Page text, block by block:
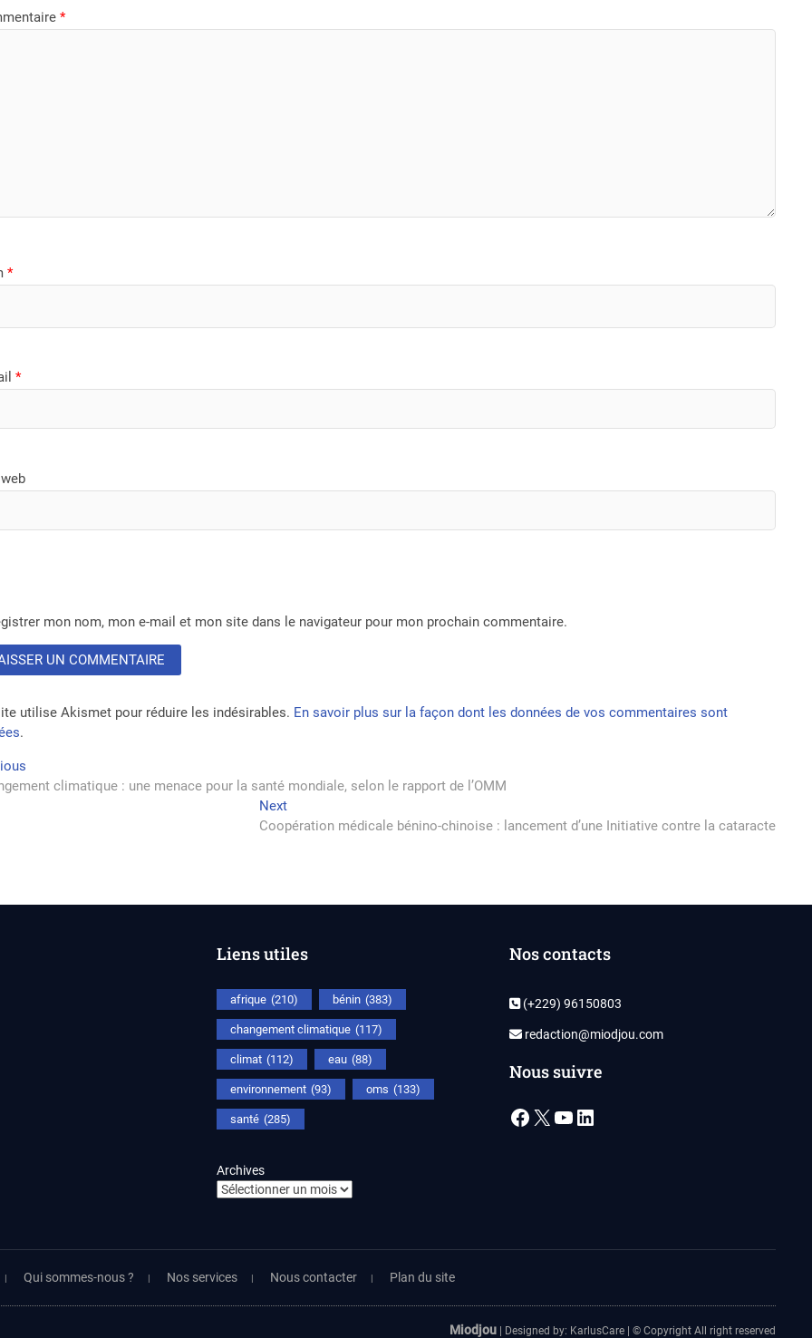
*
*
*
mon nom, mon e-mail et mon site dans le navigateur pour mon prochain commentaire.
utilise Akismet pour réduire les indésirables. En savoir plus sur la façon dont les données de vos commentaires sont
.
post:climatique : une menace pour la santé mondiale, selon le rapport de l’OMM
NextNext
post:
Coopération médicale bénino-chinoise : lancement d’une Initiative contre la cataracte
Liens utiles
afrique (210) bénin (383)
changement climatique (117)
climat (112) eau (88)
environnement (93) oms (133)
santé (285)
Archives
Nos contacts
(+229) 96150803
redaction@miodjou.com
Nous suivre
Facebook
X YouTube
LinkedIn
Qui sommes-nous ? Nos services Nous contacter Plan du site
Miodjou| Designed by: KarlusCare| © Copyright All right reserved